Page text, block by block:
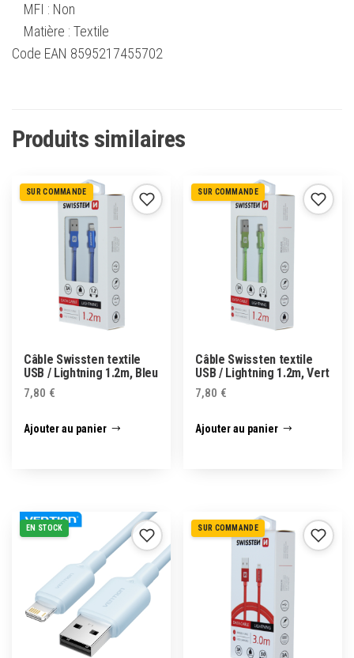
MFI : Non
Matière : Textile
Code EAN 8595217455702
Produits similaires
SUR COMMANDE
Câble Swissten textile
USB / Lightning 1.2m, Bleu
7,80 €
Ajouter au panier
SUR COMMANDE
Câble Swissten textile
USB / Lightning 1.2m, Vert
7,80 €
Ajouter au panier
EN STOCK SUR COMMANDE